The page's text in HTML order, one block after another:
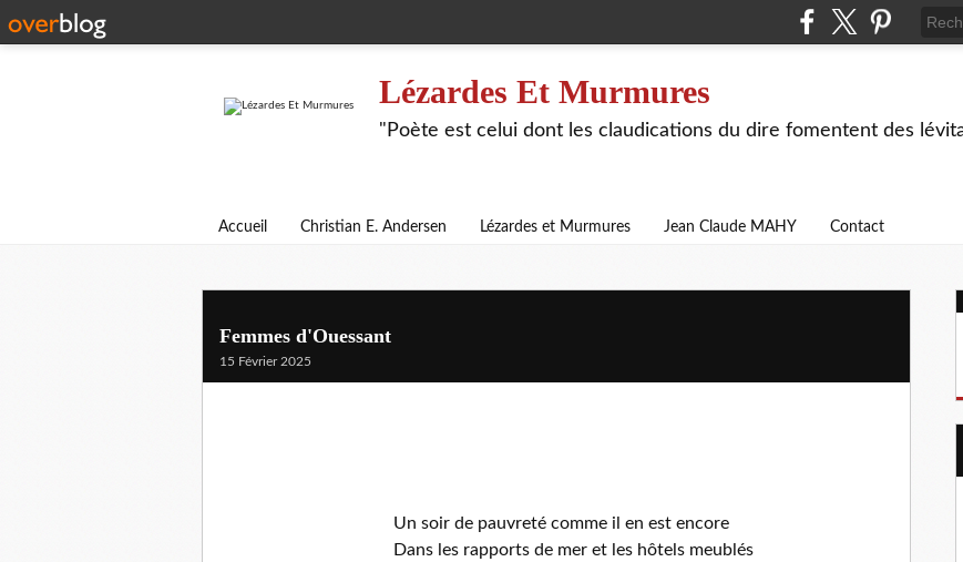
Lézardes Et Murmures
"Poète est celui dont les claudications du dire fomentent des
Accueil Christian E. Andersen Lézardes et Murmures Jean Claude MAHY Contact
Femmes d'Ouessant
15 Février 2025
Un soir de pauvreté comme il en est encore
Dans les rapports de mer et les hôtels meublés